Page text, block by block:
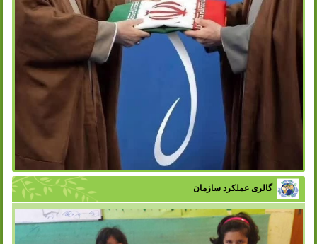
گالری عملکرد سازمان